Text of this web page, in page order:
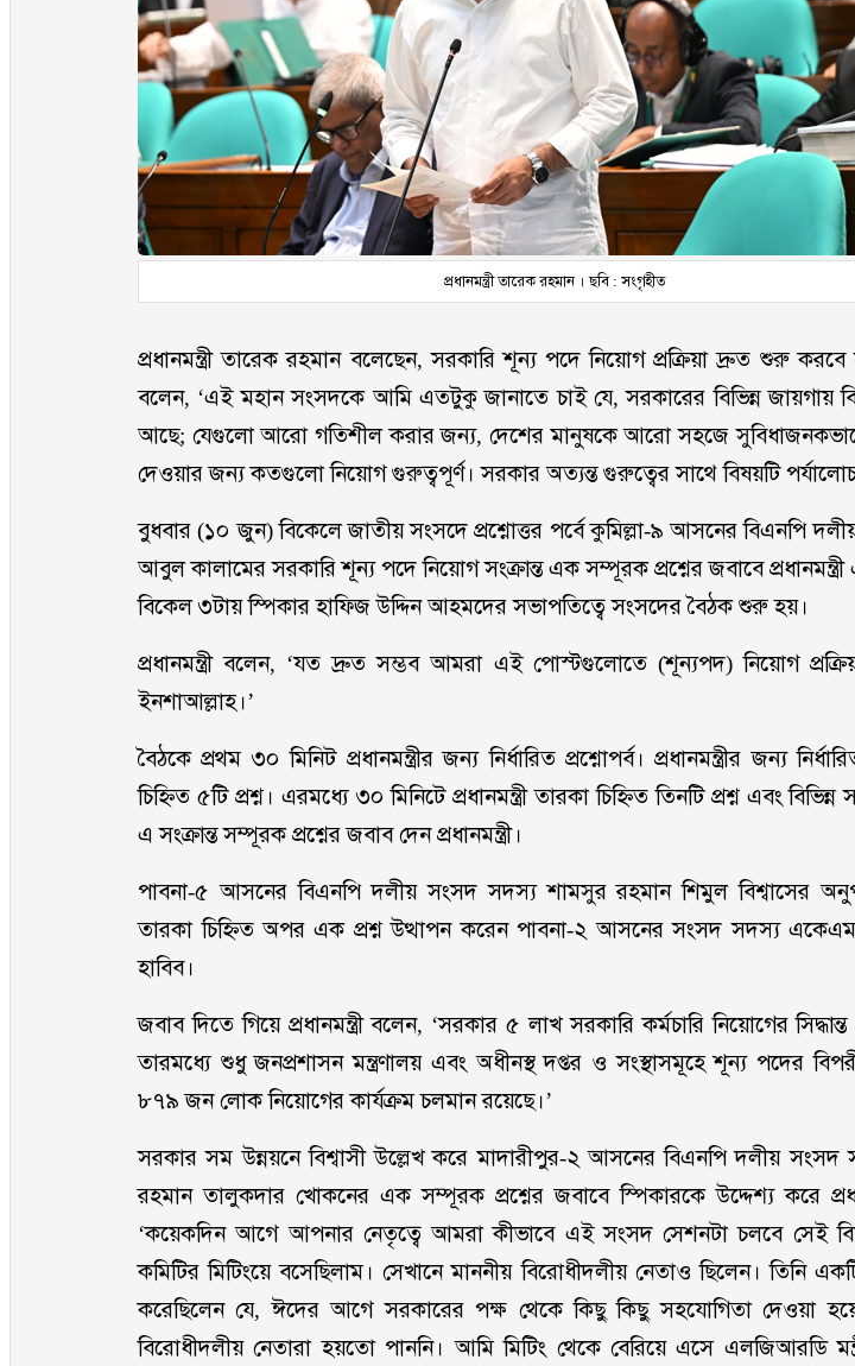
প্রধানমন্ত্রী তারেক রহমান । ছবি : সংগৃহীত
প্রধানমন্ত্রী তারেক রহমান বলেছেন, সরকারি শূন্য পদে নিয়োগ প্রক্রিয়া দ্রুত শুরু
বলেন, ‘এই মহান সংসদকে আমি এতটুকু জানাতে চাই যে, সরকারের বিভিন্ন জায়গায়
আছে; যেগুলো আরো গতিশীল করার জন্য, দেশের মানুষকে আরো সহজে
দেওয়ার জন্য কতগুলো নিয়োগ গুরুত্বপূর্ণ। সরকার অত্যন্ত গুরুত্বের সাথে বিষয়টি
বুধবার (১০ জুন) বিকেলে জাতীয় সংসদে প্রশ্নোত্তর পর্বে কুমিল্লা-৯ আসনের বিএনপি
আবুল কালামের সরকারি শূন্য পদে নিয়োগ সংক্রান্ত এক সম্পূরক প্রশ্নের জবাবে
বিকেল ৩টায় স্পিকার হাফিজ উদ্দিন আহমদের সভাপতিত্বে সংসদের বৈঠক শুরু হয়।
প্রধানমন্ত্রী বলেন, ‘যত দ্রুত সম্ভব আমরা এই পোস্টগুলোতে (শূন্যপদ) নিয়োগ
ইনশাআল্লাহ।’
বৈঠকে প্রথম ৩০ মিনিট প্রধানমন্ত্রীর জন্য নির্ধারিত প্রশ্নোপর্ব। প্রধানমন্ত্রীর জন্য
চিহ্নিত ৫টি প্রশ্ন। এরমধ্যে ৩০ মিনিটে প্রধানমন্ত্রী তারকা চিহ্নিত তিনটি প্রশ্ন এবং
এ সংক্রান্ত সম্পূরক প্রশ্নের জবাব দেন প্রধানমন্ত্রী।
পাবনা-৫ আসনের বিএনপি দলীয় সংসদ সদস্য শামসুর রহমান শিমুল বিশ্বাসের
তারকা চিহ্নিত অপর এক প্রশ্ন উত্থাপন করেন পাবনা-২ আসনের সংসদ সদস্য
হাবিব।
জবাব দিতে গিয়ে প্রধানমন্ত্রী বলেন, ‘সরকার ৫ লাখ সরকারি কর্মচারি নিয়োগের
তারমধ্যে শুধু জনপ্রশাসন মন্ত্রণালয় এবং অধীনস্থ দপ্তর ও সংস্থাসমূহে শূন্য পদের
৮৭৯ জন লোক নিয়োগের কার্যক্রম চলমান রয়েছে।’
সরকার সম উন্নয়নে বিশ্বাসী উল্লেখ করে মাদারীপুর-২ আসনের বিএনপি দলীয়
রহমান তালুকদার খোকনের এক সম্পূরক প্রশ্নের জবাবে স্পিকারকে উদ্দেশ্য করে
‘কয়েকদিন আগে আপনার নেতৃত্বে আমরা কীভাবে এই সংসদ সেশনটা চলবে সেই
কমিটির মিটিংয়ে বসেছিলাম। সেখানে মাননীয় বিরোধীদলীয় নেতাও ছিলেন। তিনি
করেছিলেন যে, ঈদের আগে সরকারের পক্ষ থেকে কিছু কিছু সহযোগিতা দেওয়া
বিরোধীদলীয় নেতারা হয়তো পাননি। আমি মিটিং থেকে বেরিয়ে এসে এলজিআরডি